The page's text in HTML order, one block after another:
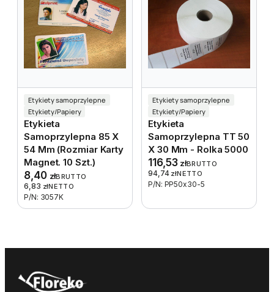
Etykiety samoprzylepne
Etykiety/Papiery
Etykieta
Samoprzylepna 85 X
54 Mm (rozmiar Karty
Magnet. 10 Szt.)
8,40 złBRUTTO
6,83 złNETTO
P/N: 3057K
Etykiety samoprzylepne
Etykiety/Papiery
Etykieta
Samoprzylepna TT 50
X 30 Mm - Rolka 5000
116,53 złBRUTTO
94,74 złNETTO
P/N: PP50x30-5